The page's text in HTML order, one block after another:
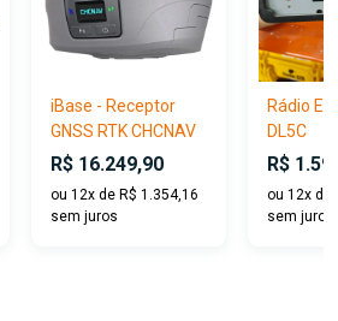
iBase - Receptor
GNSS RTK CHCNAV
R$ 16.249,90
ou 12x de R$ 1.354,16
sem juros
Rádio
DL5C
R$
ou 12x de
sem juros